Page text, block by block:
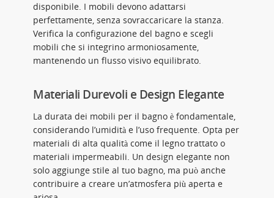
disponibile. I mobili devono adattarsi
perfettamente, senza sovraccaricare la stanza.
Verifica la configurazione del bagno e scegli
mobili che si integrino armoniosamente,
mantenendo un flusso visivo equilibrato.
Materiali Durevoli e Design Elegante
La durata dei mobili per il bagno è fondamentale,
considerando l’umidità e l’uso frequente. Opta per
materiali di alta qualità come il legno trattato o
materiali impermeabili. Un design elegante non
solo aggiunge stile al tuo bagno, ma può anche
contribuire a creare un’atmosfera più aperta e